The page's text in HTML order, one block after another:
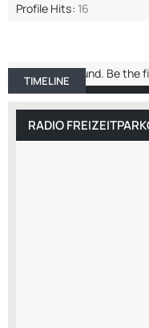
Profile Hits 16
TIMELINE ABOUT
No entries found. Be
RADIO